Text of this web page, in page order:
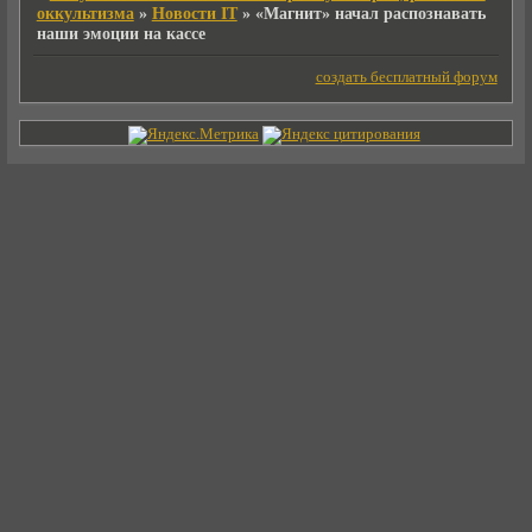
оккультизма » Новости IT » «Магнит» начал распознавать
наши эмоции на кассе
создать бесплатный форум